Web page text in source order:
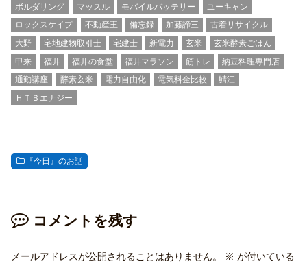
ボルダリング
マッスル モバイルバッテリー
ユーキャン
ロックスケイプ
不動産王 備忘録 加藤諦三
古着リサイクル
大野
宅地建物取引士 宅建士 新電力 玄米
玄米酵素ごはん
甲来
福井 福井の食堂 福井マラソン 筋トレ
納豆料理専門店
通勤講座
酵素玄米 電力自由化 電気料金比較
鯖江
ＨＴＢエナジー
『今日』のお話
コメントを残す
メールアドレスが公開されることはありません。 ※ が付いている